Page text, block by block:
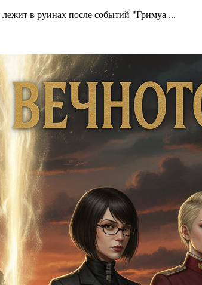
в руинах после событий "Гримуа ...